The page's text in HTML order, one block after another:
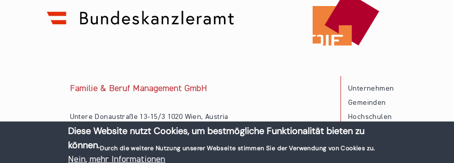
Familie & Beruf Management GmbH
Untere Donaustraße 13-15/3 1020 Wien, Austria
+43 1 218 50 70
office@familieundberuf.at
Unternehmen
Gemeinden
Hochschulen
Persönliche Vereinbarkeit
© 2026 Familie und Beruf All rights reserved.
Diese Website nutzt Cookies, um bestmögliche Funktionalität bieten zu
können.Durch die weitere Nutzung unserer Webseite stimmen Sie der Verwendung von Cookies zu.
Nein, mehr Informationen